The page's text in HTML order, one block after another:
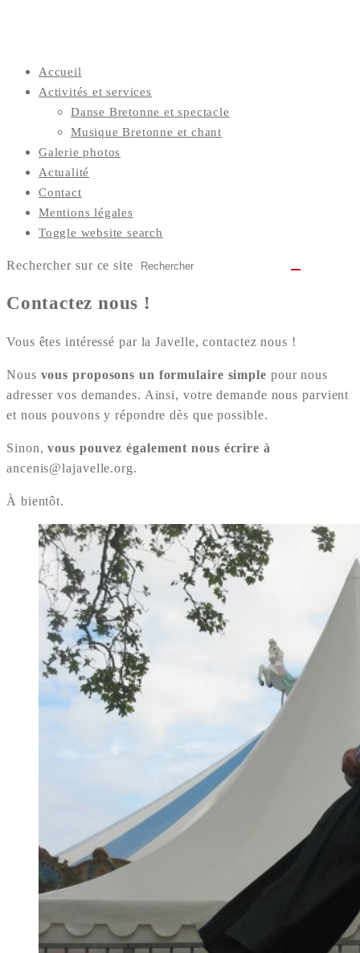
Accueil
Activités et services
Danse Bretonne et spectacle
Musique Bretonne et chant
Galerie photos
Actualité
Contact
Mentions légales
Toggle website search
Rechercher sur ce site
Contactez nous !
Vous êtes intéressé par la Javelle, contactez nous !
Nous vous proposons un formulaire simple pour nous
adresser vos demandes. Ainsi, votre demande nous parvient
et nous pouvons y répondre dès que possible.
Sinon,vous pouvez également nous écrire à
ancenis@lajavelle.org.
À bientôt.